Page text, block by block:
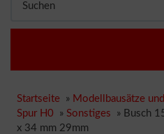
Startseite » Modellbausätze
Spur H0 » Sonstiges » Busch
x 34 mm 29mm